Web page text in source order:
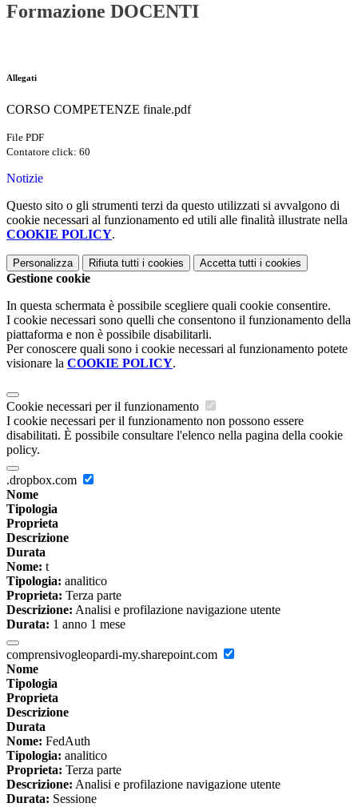
Formazione DOCENTI
Allegati
CORSO COMPETENZE finale.pdf
File PDF
Contatore click: 60
Notizie
Questo sito o gli strumenti terzi da questo utilizzati si avvalgono di
cookie necessari al funzionamento ed utili alle finalità illustrate nella
COOKIE POLICY.
Personalizza Rifiuta tutti i cookies Accetta tutti i cookies
Gestione cookie
In questa schermata è possibile scegliere quali cookie consentire.
I cookie necessari sono quelli che consentono il funzionamento della
piattaforma e non è possibile disabilitarli.
Per conoscere quali sono i cookie necessari al funzionamento potete
visionare la COOKIE POLICY.
Cookie necessari per il funzionamento
I cookie necessari per il funzionamento non possono essere
disabilitati. È possibile consultare l'elenco nella pagina della cookie
policy.
.dropbox.com
Nome
Tipologia
Proprieta
Descrizione
Durata
Nome: t
Tipologia: analitico
Proprieta: Terza parte
Descrizione: Analisi e profilazione navigazione utente
Durata: 1 anno 1 mese
comprensivogleopardi-my.sharepoint.com
Nome
Tipologia
Proprieta
Descrizione
Durata
Nome: FedAuth
Tipologia: analitico
Proprieta: Terza parte
Descrizione: Analisi e profilazione navigazione utente
Durata: Sessione